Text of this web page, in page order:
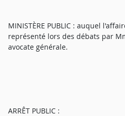
MINISTÈRE PUBLIC : auquel
représenté lors des débats par
avocate générale.
ARRÊT PUBLIC :